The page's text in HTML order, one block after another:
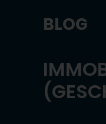
BLOG